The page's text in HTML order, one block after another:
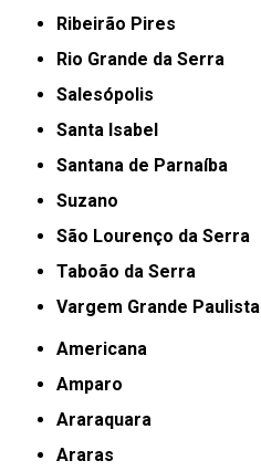
Ribeirão Pires
Rio Grande da Serra
Salesópolis
Santa Isabel
Santana de Parnaíba
Suzano
São Lourenço da Serra
Taboão da Serra
Vargem Grande Paulista
Americana
Amparo
Araraquara
Araras